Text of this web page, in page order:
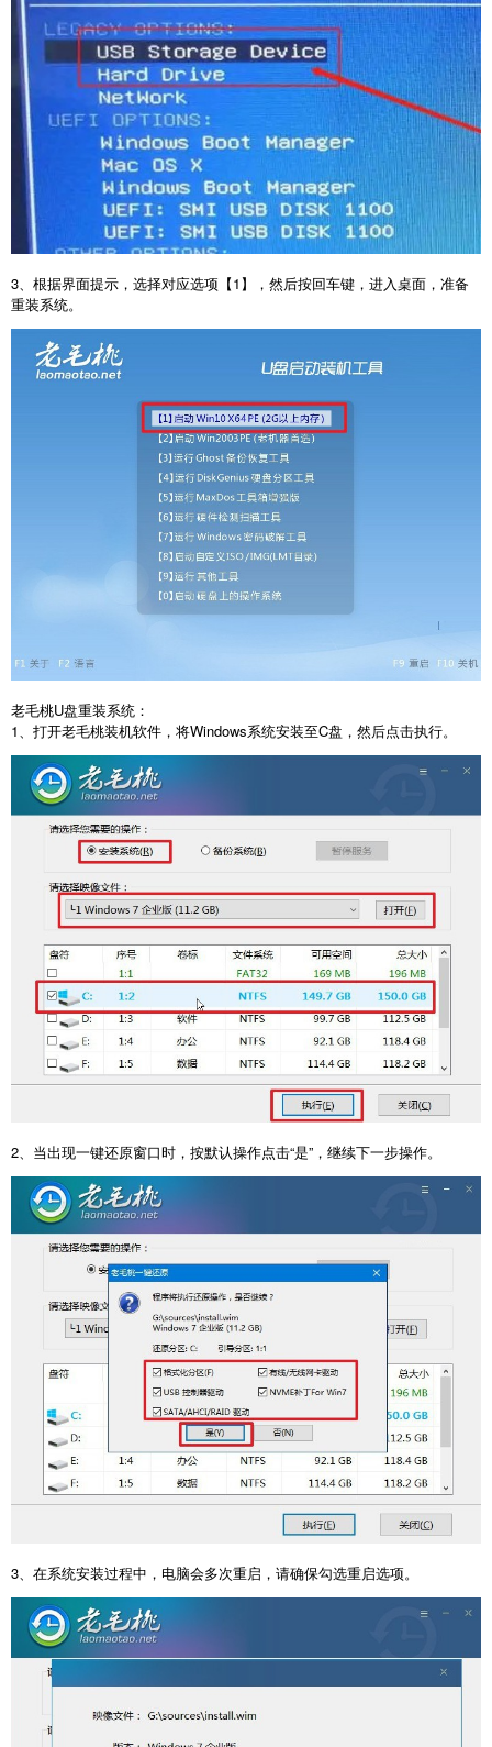
3、根据界面提示，选择对应选项【1】，然后按回车键，进入桌面，准备
重装系统。
老毛桃U盘重装系统：
1、打开老毛桃装机软件，将Windows系统安装至C盘，然后点击执行。
2 、当出现一键还原窗口时，按默认操作点击“是”，继续下一步操作。
3、在系统安装过程中，电脑会多次重启，请确保勾选重启选项。